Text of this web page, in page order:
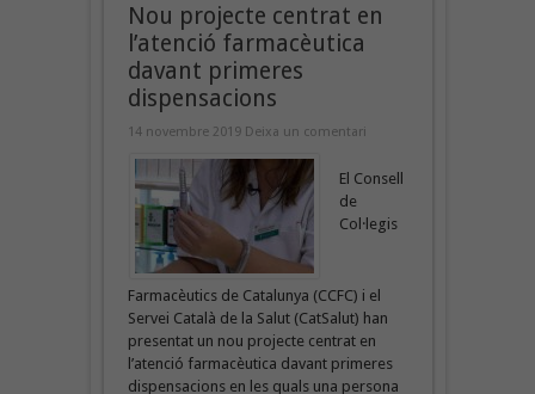
Nou projecte centrat en
l’atenció farmacèutica
davant primeres
dispensacions
14 novembre 2019 Deixa un comentari
El Consell
de
Col·legis
Farmacèutics de Catalunya (CCFC) i el
Servei Català de la Salut (CatSalut) han
presentat un nou projecte centrat en
l’atenció farmacèutica davant primeres
dispensacions en les quals una persona